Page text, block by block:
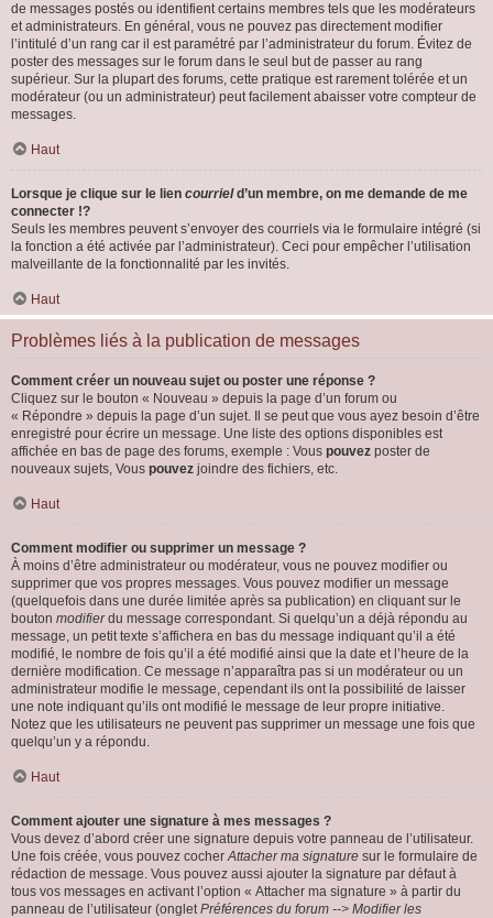
de messages postés ou identifient certains membres tels que les modérateurs
et administrateurs. En général, vous ne pouvez pas directement modifier
l’intitulé d’un rang car il est paramétré par l’administrateur du forum. Évitez de
poster des messages sur le forum dans le seul but de passer au rang
supérieur. Sur la plupart des forums, cette pratique est rarement tolérée et un
modérateur (ou un administrateur) peut facilement abaisser votre compteur de
messages.
Haut
Lorsque je clique sur le lien courrield’un membre, on me demande de me
connecter !?
Seuls les membres peuvent s’envoyer des courriels via le formulaire intégré (si
la fonction a été activée par l’administrateur). Ceci pour empêcher l’utilisation
malveillante de la fonctionnalité par les invités.
Haut
Problèmes liés à la publication de messages
Comment créer un nouveau sujet ou poster une réponse ?
Cliquez sur le bouton « Nouveau » depuis la page d’un forum ou
« Répondre » depuis la page d’un sujet. Il se peut que vous ayez besoin d’être
enregistré pour écrire un message. Une liste des options disponibles est
affichée en bas de page des forums, exemple : Vous pouvez poster de
nouveaux sujets, Vous pouvez joindre des fichiers, etc.
Haut
Comment modifier ou supprimer un message ?
À moins d’être administrateur ou modérateur, vous ne pouvez modifier ou
supprimer que vos propres messages. Vous pouvez modifier un message
(quelquefois dans une durée limitée après sa publication) en cliquant sur le
bouton modifierdu message correspondant. Si quelqu’un a déjà répondu au
message, un petit texte s’affichera en bas du message indiquant qu’il a été
modifié, le nombre de fois qu’il a été modifié ainsi que la date et l’heure de la
dernière modification. Ce message n’apparaîtra pas si un modérateur ou un
administrateur modifie le message, cependant ils ont la possibilité de laisser
une note indiquant qu’ils ont modifié le message de leur propre initiative.
Notez que les utilisateurs ne peuvent pas supprimer un message une fois que
quelqu’un y a répondu.
Haut
Comment ajouter une signature à mes messages ?
Vous devez d’abord créer une signature depuis votre panneau de l’utilisateur.
Une fois créée, vous pouvez cocherAttacher ma signature sur le formulaire de
rédaction de message. Vous pouvez aussi ajouter la signature par défaut à
tous vos messages en activant l’option « Attacher ma signature » à partir du
panneau de l’utilisateur (ongletPréférences du forum --> Modifier les